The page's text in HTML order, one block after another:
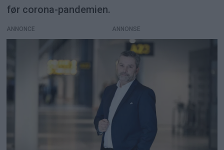
før corona-pandemien.
ANNONCE